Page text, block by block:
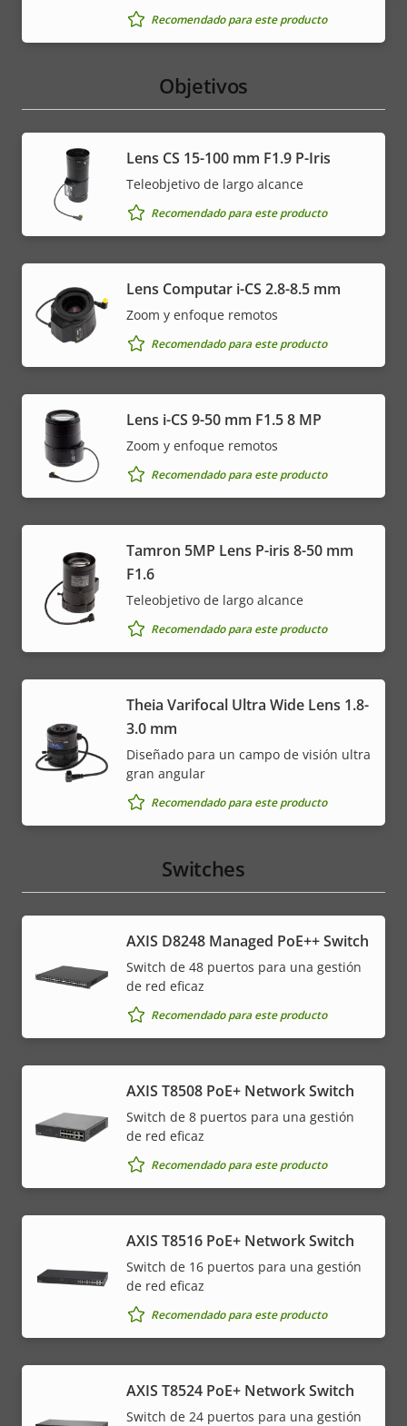
Recomendado para este producto
Objetivos
Lens CS 15-100 mm F1.9 P-Iris
Teleobjetivo de largo alcance
Recomendado para este producto
Lens Computar i-CS 2.8-8.5 mm
Zoom y enfoque remotos
Recomendado para este producto
Lens i-CS 9-50 mm F1.5 8 MP
Zoom y enfoque remotos
Recomendado para este producto
Tamron 5MP Lens P-iris 8-50 mm
F1.6
Teleobjetivo de largo alcance
Recomendado para este producto
Theia Varifocal Ultra Wide Lens 1.8-
3.0 mm
Diseñado para un campo de visión ultra
gran angular
Recomendado para este producto
Switches
AXIS D8248 Managed PoE++ Switch
Switch de 48 puertos para una gestión
de red eficaz
Recomendado para este producto
AXIS T8508 PoE+ Network Switch
Switch de 8 puertos para una gestión
de red eficaz
Recomendado para este producto
AXIS T8516 PoE+ Network Switch
Switch de 16 puertos para una gestión
de red eficaz
Recomendado para este producto
AXIS T8524 PoE+ Network Switch
Switch de 24 puertos para una gestión